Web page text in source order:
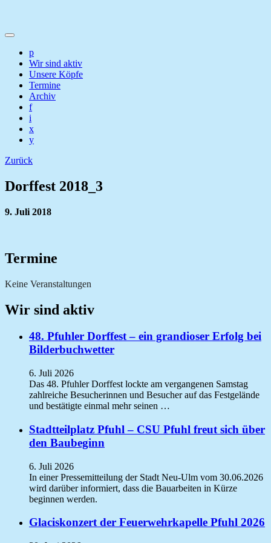
p
Wir sind aktiv
Unsere Köpfe
Termine
Archiv
f
i
x
y
Zurück
Dorffest 2018_3
9. Juli 2018
Termine
Keine Veranstaltungen
Wir sind aktiv
48. Pfuhler Dorffest – ein grandioser Erfolg bei
Bilderbuchwetter
6. Juli 2026
Das 48. Pfuhler Dorffest lockte am vergangenen Samstag
zahlreiche Besucherinnen und Besucher auf das Festgelände
und bestätigte einmal mehr seinen …
Stadtteilplatz Pfuhl – CSU Pfuhl freut sich über
den Baubeginn
6. Juli 2026
In einer Pressemitteilung der Stadt Neu-Ulm vom 30.06.2026
wird darüber informiert, dass die Bauarbeiten in Kürze
beginnen werden.
Glaciskonzert der Feuerwehrkapelle Pfuhl 2026